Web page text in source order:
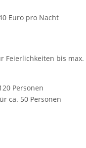
Euro pro Nacht
Feierlichkeiten bis max.
Personen
ca. 50 Personen